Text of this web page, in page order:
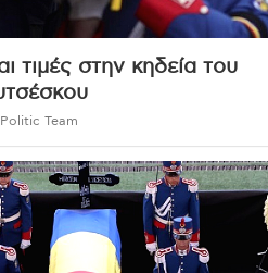
τιμές στην κηδεία του
Politic Team